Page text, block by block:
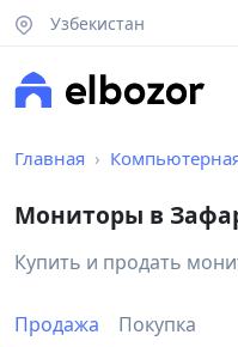
Узбекистан
Главная
Мониторы в
Купить и продать
Продажа Покупка